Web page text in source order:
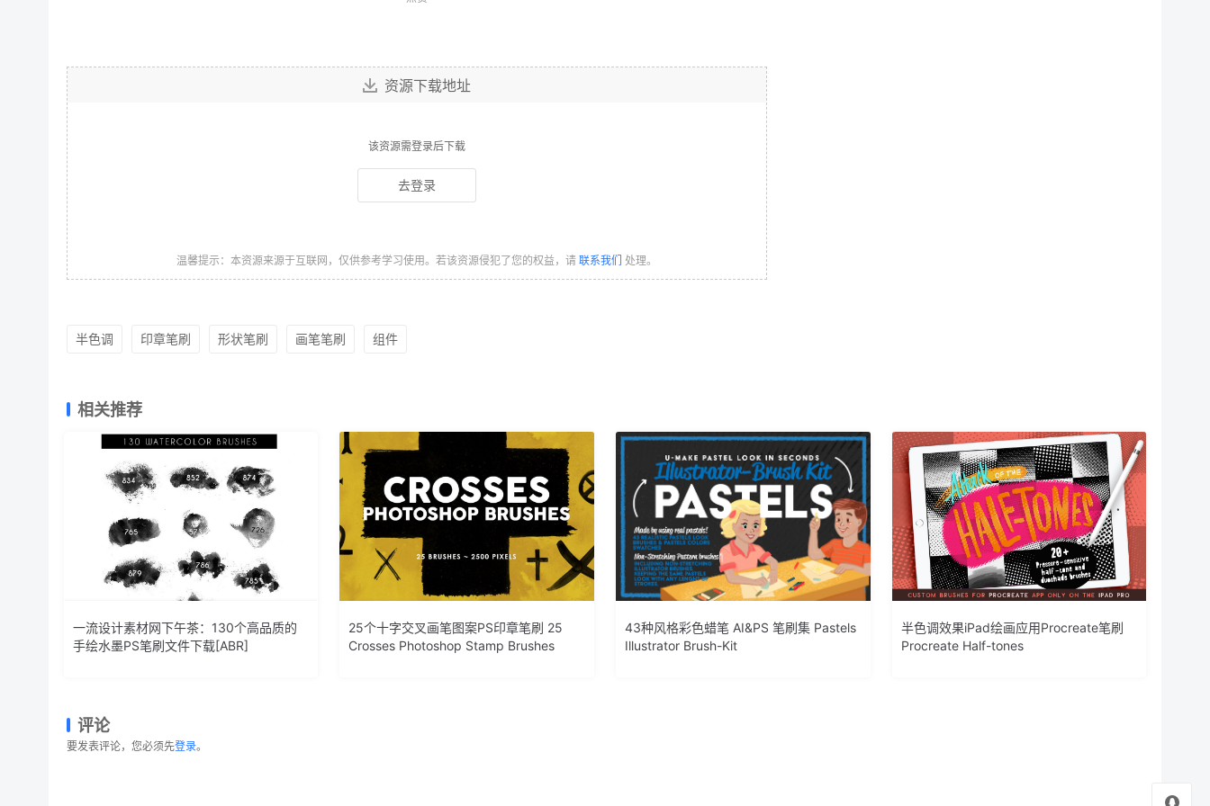
资源下载地址
该资源需登录后下载
去登录
温馨提示：本资源来源于互联网，仅供参考学习使用。若该资源侵犯了您的权益，请 联系我们 处理。
半色调 印章笔刷 形状笔刷 画笔笔刷 组件
相关推荐
一流设计素材网下午茶：130个高品质的
手绘水墨PS笔刷文件下载[ABR]
25个十字交叉画笔图案PS印章笔刷 25
Crosses Photoshop Stamp Brushes
43种风格彩色蜡笔 AI&PS 笔刷集 Pastels
Illustrator Brush-Kit
半色调效果iPad绘画应用Procreate笔刷
Procreate Half-tones
评论
要发表评论，您必须先登录。